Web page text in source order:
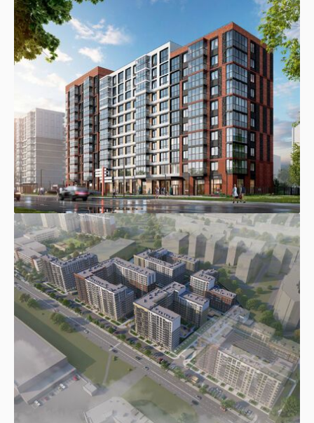
Фотографии Ход строительства